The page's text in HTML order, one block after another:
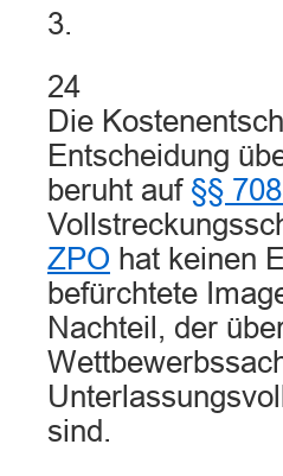
3.
24
Die
Entscheidung
beruht auf §§
ZPO hat keinen
befürchtete
Nachteil, der
sind.